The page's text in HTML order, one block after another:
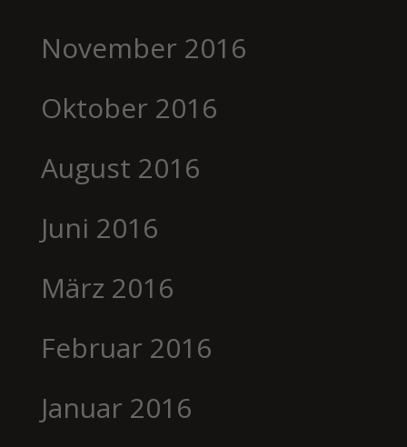
November 2016
Oktober 2016
August 2016
Juni 2016
März 2016
Februar 2016
Januar 2016